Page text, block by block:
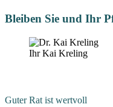
Bleiben Sie und Ihr
Ihr Kai Kreling
Guter Rat ist wertvoll